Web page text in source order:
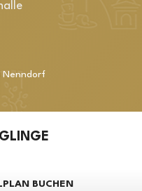
Nenndorf
BUCHEN